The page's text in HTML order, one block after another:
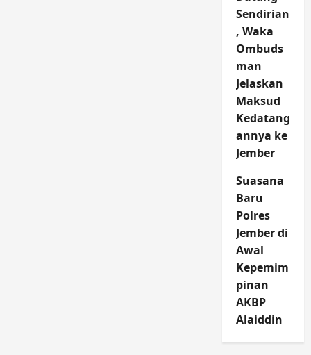
Sendirian
, Waka
Ombuds
man
Jelaskan
Maksud
Kedatang
annya ke
Jember
Suasana
Baru
Polres
Jember di
Awal
Kepemim
pinan
AKBP
Alaiddin